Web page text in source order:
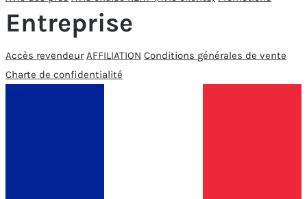
Entreprise
Accès revendeur AFFILIATION Conditions générales de vente
Charte de confidentialité